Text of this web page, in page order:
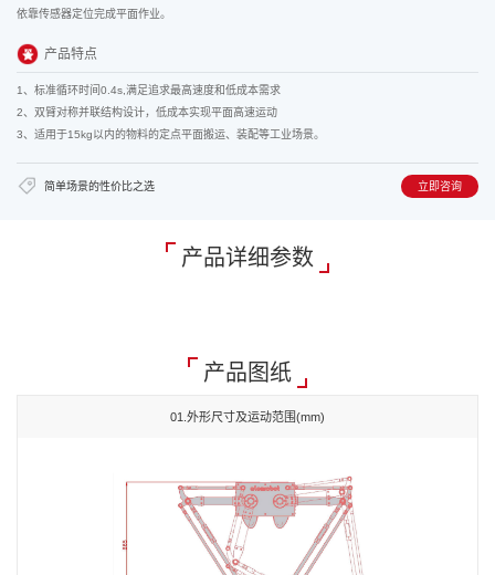
依靠传感器定位完成平面作业。
产品特点
1、标准循环时间0.4s,满足追求最高速度和低成本需求
2、双臂对称并联结构设计，低成本实现平面高速运动
3、适用于15kg以内的物料的定点平面搬运、装配等工业场景。
立即咨询
简单场景的性价比之选
产品详细参数
产品图纸
01.外形尺寸及运动范围(mm)